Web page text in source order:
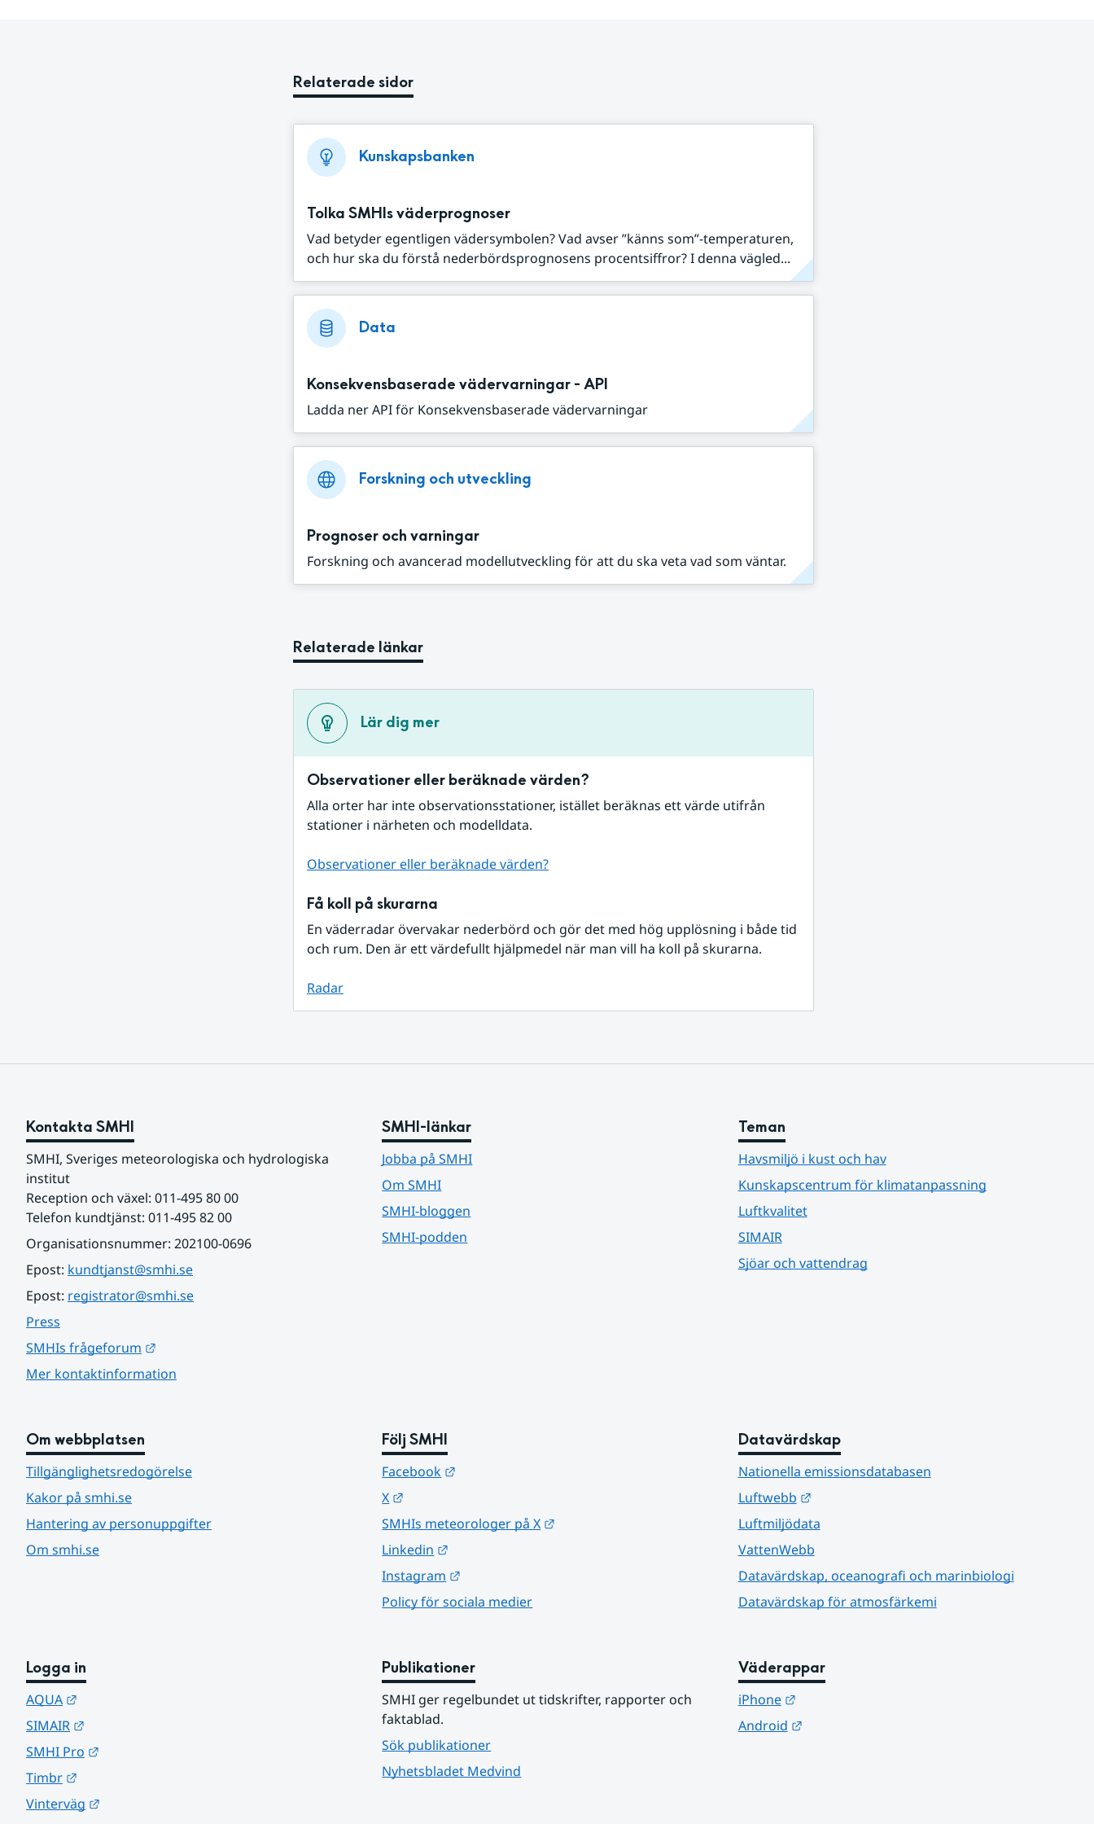
Relaterade sidor
Kunskapsbanken
Tolka SMHIs väderprognoser
Vad betyder egentligen vädersymbolen? Vad avser ”känns som”-temperaturen,
och hur ska du förstå nederbördsprognosens procentsiffror? I denna vägled...
Data
Konsekvensbaserade vädervarningar - API
Ladda ner API för Konsekvensbaserade vädervarningar
Forskning och utveckling
Prognoser och varningar
Forskning och avancerad modellutveckling för att du ska veta vad som väntar.
Relaterade länkar
Lär dig mer
Observationer eller beräknade värden?
Alla orter har inte observationsstationer, istället beräknas ett värde utifrån
stationer i närheten och modelldata.
Observationer eller beräknade värden?
Få koll på skurarna
En väderradar övervakar nederbörd och gör det med hög upplösning i både tid
och rum. Den är ett värdefullt hjälpmedel när man vill ha koll på skurarna.
Radar
Kontakta SMHI
SMHI, Sveriges meteorologiska och hydrologiska
institut
Reception och växel: 011-495 80 00
Telefon kundtjänst: 011-495 82 00
Organisationsnummer: 202100-0696
Epost: kundtjanst@smhi.se
Epost: registrator@smhi.se
Press
SMHIs frågeforum
Mer kontaktinformation
SMHI-länkar
Jobba på SMHI
Om SMHI
SMHI-bloggen
SMHI-podden
Teman
Havsmiljö i kust och hav
Kunskapscentrum för klimatanpassning
Luftkvalitet
SIMAIR
Sjöar och vattendrag
Om webbplatsen
Tillgänglighetsredogörelse
Kakor på smhi.se
Hantering av personuppgifter
Om smhi.se
Följ SMHI
Facebook
X
SMHIs meteorologer på X
Linkedin
Instagram
Policy för sociala medier
Datavärdskap
Nationella emissionsdatabasen
Luftwebb
Länk till annan webbplats.
Luftmiljödata
VattenWebb
Datavärdskap, oceanografi och marinbiologi
Datavärdskap för atmosfärkemi
Logga in
AQUA
SIMAIR
SMHI Pro
Timbr
Vinterväg
Publikationer
SMHI ger regelbundet ut tidskrifter, rapporter och
faktablad.
Sök publikationer
Nyhetsbladet Medvind
Väderappar
iPhone
Länk till annan webbplats.
Android
Länk till annan webbplats.